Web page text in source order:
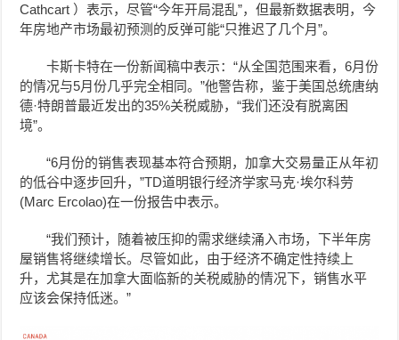
Cathcart ）表示，尽管“今年开局混乱”，但最新数据表明，今
年房地产市场最初预测的反弹可能“只推迟了几个月”。
卡斯卡特在一份新闻稿中表示：“从全国范围来看，6月份
的情况与5月份几乎完全相同。”他警告称，鉴于美国总统唐纳
德·特朗普最近发出的35%关税威胁，“我们还没有脱离困
境”。
“6月份的销售表现基本符合预期，加拿大交易量正从年初
的低谷中逐步回升，”TD道明银行经济学家马克·埃尔科劳
(Marc Ercolao)在一份报告中表示。
“我们预计，随着被压抑的需求继续涌入市场，下半年房
屋销售将继续增长。尽管如此，由于经济不确定性持续上
升，尤其是在加拿大面临新的关税威胁的情况下，销售水平
应该会保持低迷。”